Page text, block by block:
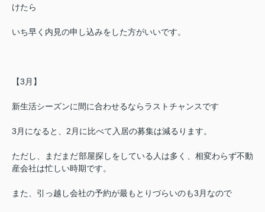
けたら
いち早く内見の申し込みをした方がいいです。
【3 月】
新生活シーズンに間に合わせるならラストチャンスです
3 月になると、 2 月に比べて入居の募集は減るります。
ただし、まだまだ部屋探しをしている人は多く、相変わらず不動
産会社は忙しい時期です。
また、引っ越し会社の予約が最もとりづらいのも3 月なので